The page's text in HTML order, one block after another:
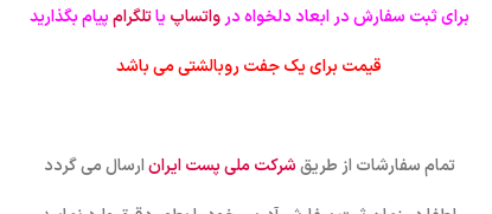
برای ثبت سفارش در ابعاد دلخواه درواتساپ یاتلگرامپیام بگذارید
قیمت برای یک جفت روبالشتی می باشد
تمام سفارشات از طریقشرکت ملی پست ایرانارسال می گردد